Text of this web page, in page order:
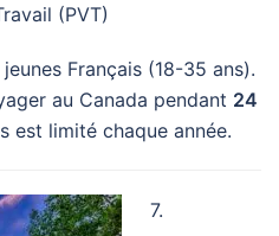
(PVT)
Français (18-35 ans).
au Canada pendant 24
est limité chaque année.
7.